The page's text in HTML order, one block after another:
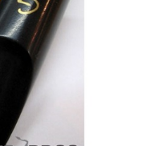
電子ピアノ